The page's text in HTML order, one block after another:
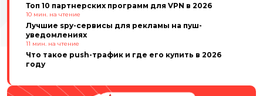
Топ 10 партнерских программ для VPN в 2026
10 мин. на чтение
Лучшие spy-сервисы для рекламы на пуш-
уведомлениях
11 мин. на чтение
Что такое push-трафик и где его купить в 2026
году